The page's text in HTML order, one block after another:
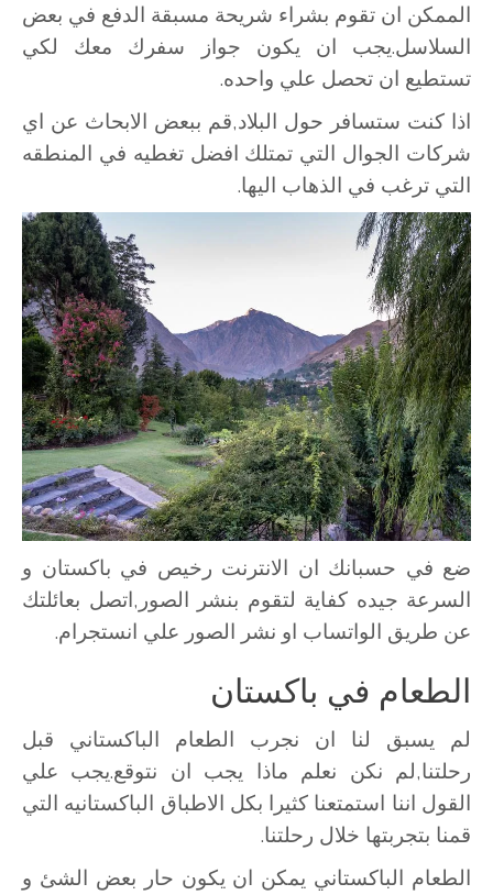
الممكن ان تقوم بشراء شريحة مسبقة الدفع في بعض
السلاسل.يجب ان يكون جواز سفرك معك لكي
تستطيع ان تحصل علي واحده.
اذا كنت ستسافر حول البلاد,قم ببعض الابحاث عن اي
شركات الجوال التي تمتلك افضل تغطيه في المنطقه
التي ترغب في الذهاب اليها.
ضع في حسبانك ان الانترنت رخيص في باكستان و
السرعة جيده كفاية لتقوم بنشر الصور,اتصل بعائلتك
عن طريق الواتساب او نشر الصور علي انستجرام.
الطعام في باكستان
لم يسبق لنا ان نجرب الطعام الباكستاني قبل
رحلتنا,لم نكن نعلم ماذا يجب ان نتوقع.يجب علي
القول اننا استمتعنا كثيرا بكل الاطباق الباكستانيه التي
قمنا بتجربتها خلال رحلتنا.
الطعام الباكستاني يمكن ان يكون حار بعض الشئ و